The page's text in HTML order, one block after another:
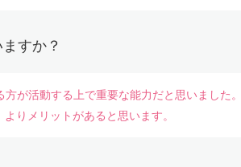
すか？
が活動する上で重要な能力だと思いました。
りメリットがあると思います。